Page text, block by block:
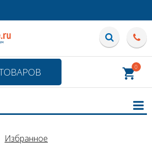
0
Избранное